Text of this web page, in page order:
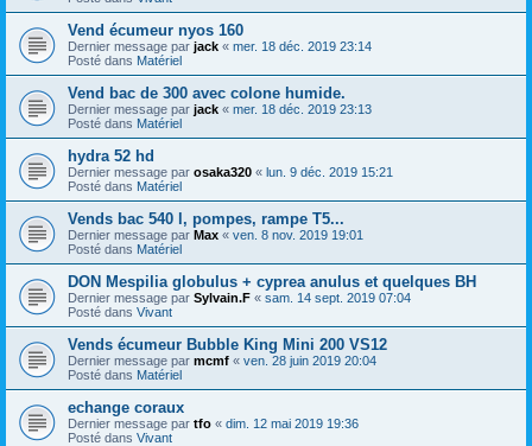
Vend écumeur nyos 160
Dernier message par jack « mer. 18 déc. 2019 23:14
Posté dans Matériel
Vend bac de 300 avec colone humide.
Dernier message par jack « mer. 18 déc. 2019 23:13
Posté dans Matériel
hydra 52 hd
Dernier message par osaka320 « lun. 9 déc. 2019 15:21
Posté dans Matériel
Vends bac 540 l, pompes, rampe T5...
Dernier message par Max « ven. 8 nov. 2019 19:01
Posté dans Matériel
DON Mespilia globulus + cyprea anulus et quelques BH
Dernier message par Sylvain.F « sam. 14 sept. 2019 07:04
Posté dans Vivant
Vends écumeur Bubble King Mini 200 VS12
Dernier message par mcmf « ven. 28 juin 2019 20:04
Posté dans Matériel
echange coraux
Dernier message par tfo « dim. 12 mai 2019 19:36
Posté dans Vivant